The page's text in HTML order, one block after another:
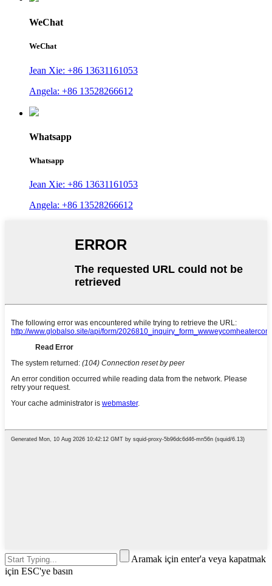
WeChat
WeChat
Jean Xie: +86 13631161053
Angela: +86 13528266612
Whatsapp
Whatsapp
Jean Xie: +86 13631161053
Angela: +86 13528266612
Aramak için enter'a veya kapatmak
için ESC'ye basın